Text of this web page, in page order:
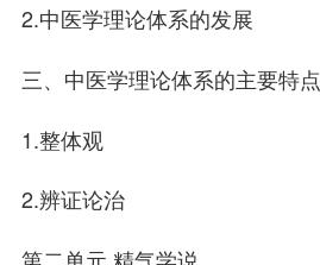
2.中医学理论体系的发展
三、中医学理论体系的主要特点
1.整体观
2.辨证论治